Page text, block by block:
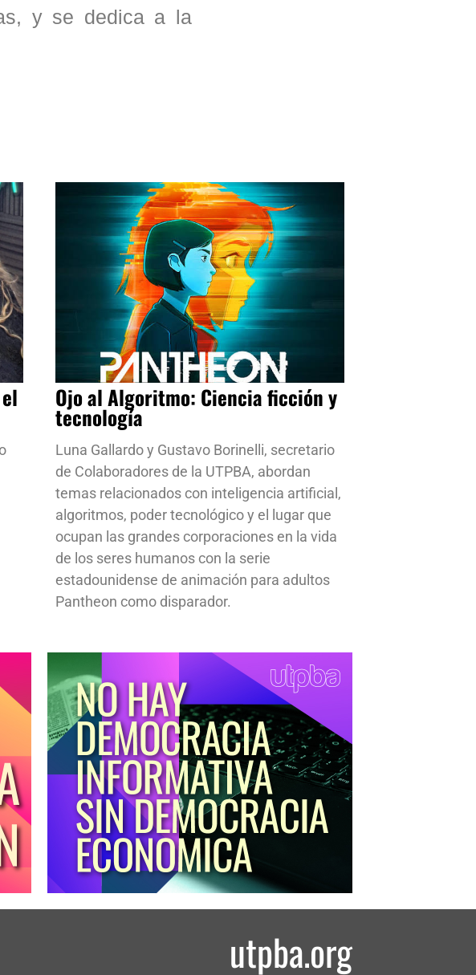
y se dedica a la
Ojo al Algoritmo: Ciencia ficción y
tecnología
Luna Gallardo y Gustavo Borinelli, secretario
de Colaboradores de la UTPBA, abordan
temas relacionados con inteligencia artificial,
algoritmos, poder tecnológico y el lugar que
ocupan las grandes corporaciones en la vida
de los seres humanos con la serie
estadounidense de animación para adultos
Pantheon como disparador.
utpba.org